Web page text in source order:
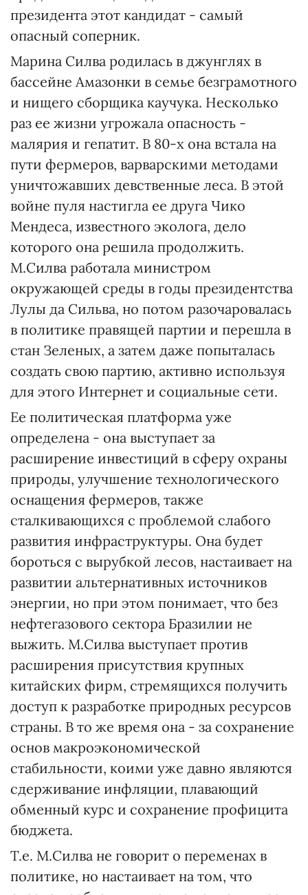
президента этот кандидат - самый
опасный соперник.
Марина Силва родилась в джунглях в
бассейне Амазонки в семье безграмотного
и нищего сборщика каучука. Несколько
раз ее жизни угрожала опасность -
малярия и гепатит. В 80-х она встала на
пути фермеров, варварскими методами
уничтожавших девственные леса. В этой
войне пуля настигла ее друга Чико
Мендеса, известного эколога, дело
которого она решила продолжить.
М.Силва работала министром
окружающей среды в годы президентства
Лулы да Сильва, но потом разочаровалась
в политике правящей партии и перешла в
стан Зеленых, а затем даже попыталась
создать свою партию, активно используя
для этого Интернет и социальные сети.
Ее политическая платформа уже
определена - она выступает за
расширение инвестиций в сферу охраны
природы, улучшение технологического
оснащения фермеров, также
сталкивающихся с проблемой слабого
развития инфраструктуры. Она будет
бороться с вырубкой лесов, настаивает на
развитии альтернативных источников
энергии, но при этом понимает, что без
нефтегазового сектора Бразилии не
выжить. М.Силва выступает против
расширения присутствия крупных
китайских фирм, стремящихся получить
доступ к разработке природных ресурсов
страны. В то же время она - за сохранение
основ макроэкономической
стабильности, коими уже давно являются
сдерживание инфляции, плавающий
обменный курс и сохранение профицита
бюджета.
Т.е. М.Силва не говорит о переменах в
политике, но настаивает на том, что